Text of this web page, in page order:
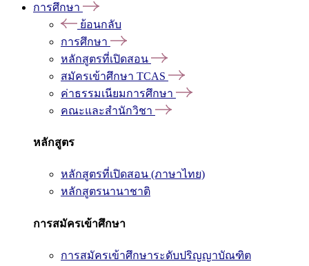
การศึกษา
ย้อนกลับ
การศึกษา
หลักสูตรที่เปิดสอน
สมัครเข้าศึกษา TCAS
ค่าธรรมเนียมการศึกษา
คณะและสำนักวิชา
หลักสูตร
หลักสูตรที่เปิดสอน (ภาษาไทย)
หลักสูตรนานาชาติ
การสมัครเข้าศึกษา
การสมัครเข้าศึกษาระดับปริญญาบัณฑิต